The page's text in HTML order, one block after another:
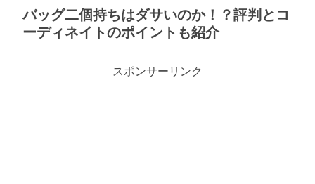
バッグ二個持ちはダサいのか！？評判とコ
ーディネイトのポイントも紹介
スポンサーリンク